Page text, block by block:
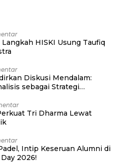
HISKI Usung Taufiq
Diskusi Mendalam:
sebagai Strategi
Tri Dharma Lewat
Intip Keseruan Alumni di
2026!